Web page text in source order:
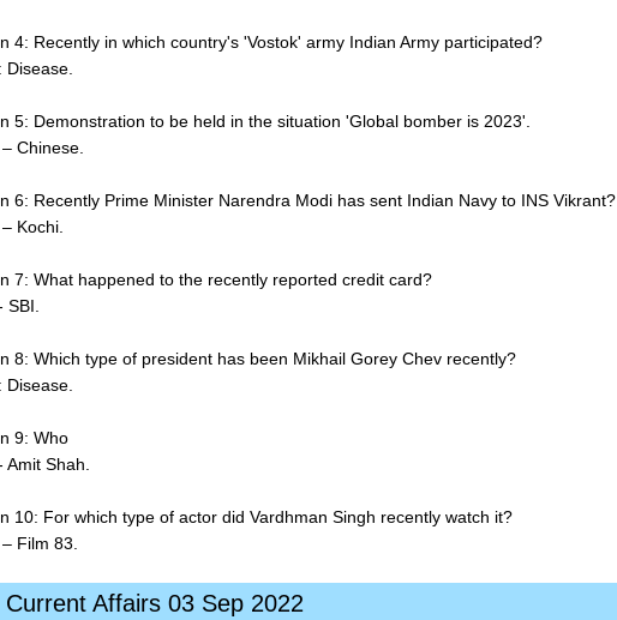
4: Recently in which country's 'Vostok' army Indian Army participated?
Disease.
5: Demonstration to be held in the situation 'Global bomber is 2023'.
Chinese.
6: Recently Prime Minister Narendra Modi has sent Indian Navy to INS Vikrant?
Kochi.
7: What happened to the recently reported credit card?
SBI.
8: Which type of president has been Mikhail Gorey Chev recently?
Disease.
9: Who
Amit Shah.
10: For which type of actor did Vardhman Singh recently watch it?
Film 83.
Current Affairs 03 Sep 2022